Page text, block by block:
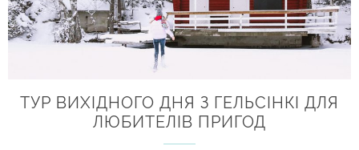
ТУР ВИХІДНОГО ДНЯ З ГЕЛЬСІНКІ ДЛЯ
ЛЮБИТЕЛІВ ПРИГОД